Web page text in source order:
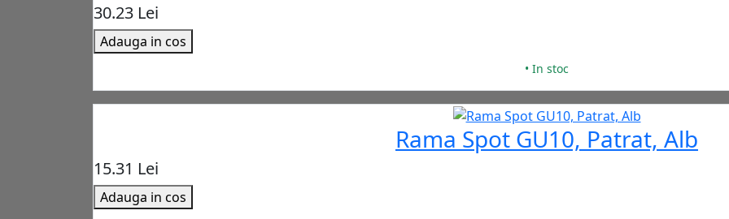
30.23 Lei
Adauga in cos
• In stoc
Rama Spot GU10, Patrat, Alb
15.31 Lei
Adauga in cos